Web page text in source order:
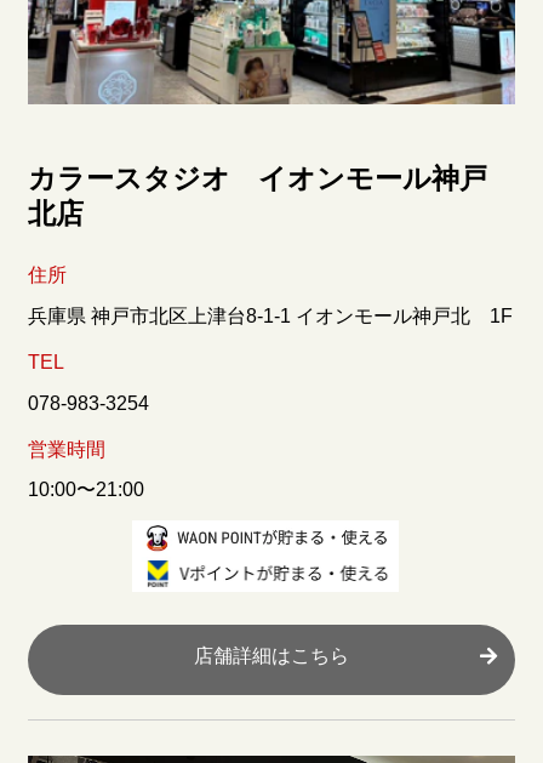
カラースタジオ イオンモール神戸
北店
住所
兵庫県 神戸市北区上津台8-1-1 イオンモール神戸北 1F
TEL
078-983-3254
営業時間
10:00〜21:00
店舗詳細はこちら